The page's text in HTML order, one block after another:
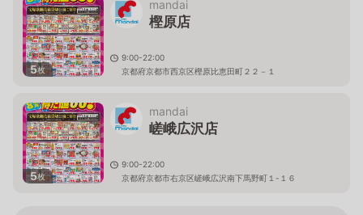
5枚
mandai
樫原店
9:00-22:00
京都府京都市西京区樫原比恵田町２２－１
5枚
mandai
嵯峨広沢店
9:00-22:00
京都府京都市右京区嵯峨広沢南下馬野町１-１６